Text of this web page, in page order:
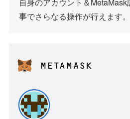
事でさらなる操作が行えます。